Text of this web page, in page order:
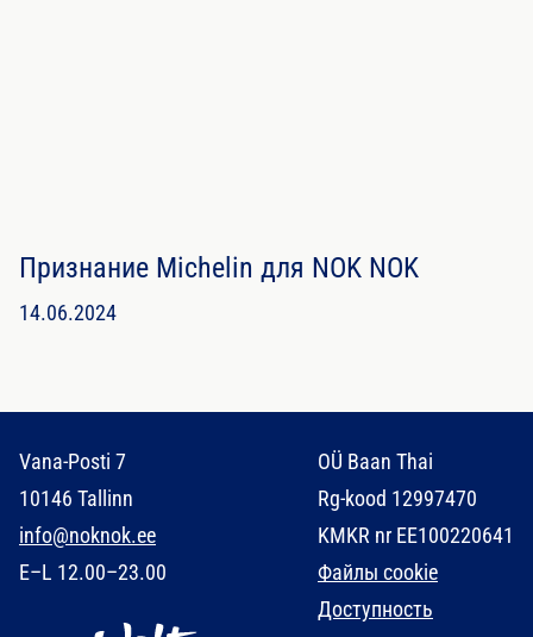
Признание Michelin для NOK NOK
14.06.2024
Vana-Posti 7
10146 Tallinn
info@noknok.ee
E–L 12.00–23.00
OÜ Baan Thai
Rg-kood 12997470
KMKR nr EE100220641
Файлы cookie
Доступность